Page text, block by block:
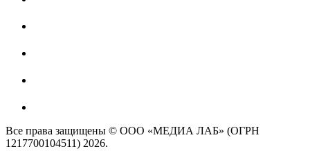
Все права защищены © ООО «МЕДИА ЛАБ» (ОГРН
1217700104511) 2026.